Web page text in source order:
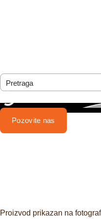
Pozovite nas
Proizvod prikazan na